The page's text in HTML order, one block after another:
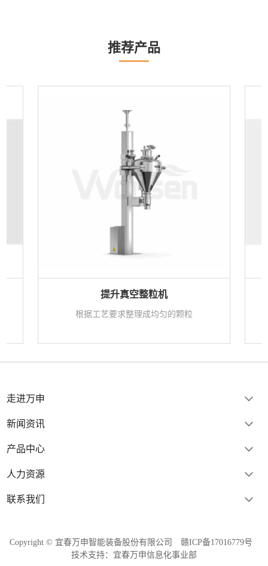
推荐产品
设计精巧耐用，适用性广，洁净无粉
走进万申
新闻资讯
产品中心
人力资源
联系我们
Copyright © 宜春万申智能装备股份有限公司
赣ICP备17016779号
技术支持：宜春万申信息化事业部